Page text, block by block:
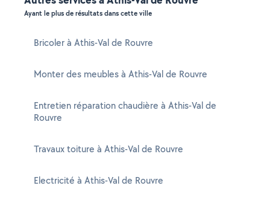
Ayant le plus de résultats dans cette ville
Bricoler à Athis-Val de Rouvre
Monter des meubles à Athis-Val de Rouvre
Entretien réparation chaudière à Athis-Val de
Rouvre
Travaux toiture à Athis-Val de Rouvre
Electricité à Athis-Val de Rouvre